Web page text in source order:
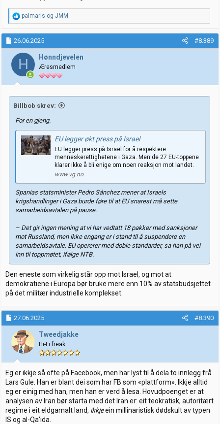
R
e
a
k
j
o
e
r
palmaris og JMM
26.06.2025 #8.389
H Hønndjevelen
Æresmedlem
Billbob skrev:
For en gjeng.
EU legger økt press på Israel
EU legger press på Israel for å respektere
menneskerettighetene i Gaza. Men de 27 EU-toppene
klarer ikke å bli enige om noen reaksjon mot landet.
www.vg.no
Spanias statsminister Pedro Sánchez mener at Israels
krigshandlinger i Gaza burde føre til at EU snarest må sette
samarbeidsavtalen på pause.
– Det gir ingen mening at vi har vedtatt 18 pakker med sanksjoner
mot Russland, men ikke engang er i stand til å suspendere en
samarbeidsavtale. EU opererer med doble standarder, sa han på vei
inn til toppmøtet, ifølge NTB.
Den eneste som virkelig står opp mot Israel, og mot at
demokratiene i Europa bør bruke mere enn 10% av statsbudsjettet
på det militær industrielle komplekset.
27.06.2025 #8.390
Tweedjakke
Hi-Fi freak
Eg er ikkje så ofte på Facebook, men har lyst til å dela to innlegg frå
Lars Gule. Han er blant dei som har FB som «plattform». Ikkje alltid
eg er einig med han, men han er verd å lesa. Hovudpoenget er at
analysen av Iran bør starta med det Iran er: eit teokratisk, autoritært
regime i eit eldgamalt land, ikkjeein millinaristisk dødskult av typen
IS og al-Qa'ida.